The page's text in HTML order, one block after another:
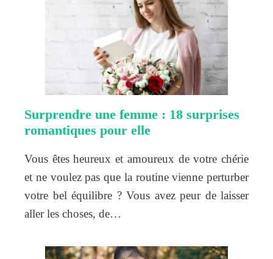
Surprendre une femme : 18 surprises
romantiques pour elle
Vous êtes heureux et amoureux de votre chérie
et ne voulez pas que la routine vienne perturber
votre bel équilibre ? Vous avez peur de laisser
aller les choses, de…